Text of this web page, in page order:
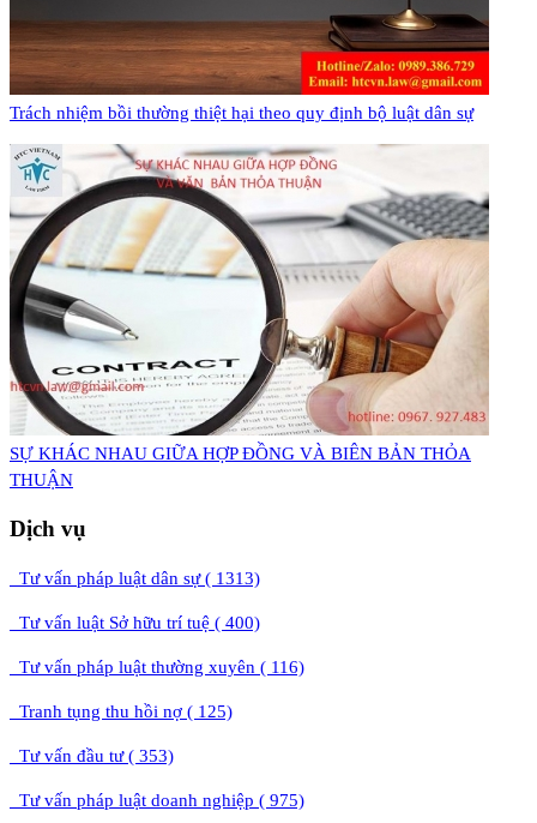
Trách nhiệm bồi thường thiệt hại theo quy định bộ luật dân sự
​SỰ KHÁC NHAU GIỮA HỢP ĐỒNG VÀ BIÊN BẢN THỎA
THUẬN
Dịch vụ
Tư vấn pháp luật dân sự ( 1313)
Tư vấn luật Sở hữu trí tuệ ( 400)
Tư vấn pháp luật thường xuyên ( 116)
Tranh tụng thu hồi nợ ( 125)
Tư vấn đầu tư ( 353)
Tư vấn pháp luật doanh nghiệp ( 975)